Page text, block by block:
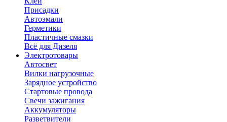
Присадки
Автоэмали
Герметики
Пластичные смазки
Всё для Дизеля
Электротовары
Автосвет
Вилки нагрузочные
Зарядное устройство
Стартовые провода
Свечи зажигания
Аккумуляторы
Разветвители